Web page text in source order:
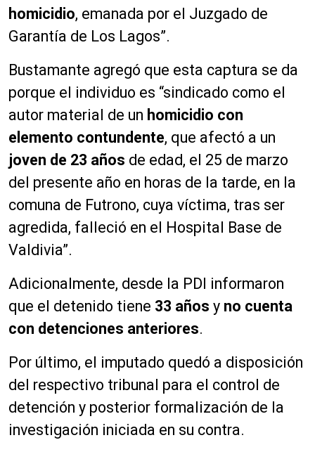
homicidio, emanada por el Juzgado de
Garantía de Los Lagos”.
Bustamante agregó que esta captura se da
porque el individuo es “sindicado como el
autor material de un homicidio con
elemento contundente, que afectó a un
joven de 23 años de edad, el 25 de marzo
del presente año en horas de la tarde, en la
comuna de Futrono, cuya víctima, tras ser
agredida, falleció en el Hospital Base de
Valdivia”.
Adicionalmente, desde la PDI informaron
que el detenido tiene 33 años y no cuenta
con detenciones anteriores.
Por último, el imputado quedó a disposición
del respectivo tribunal para el control de
detención y posterior formalización de la
investigación iniciada en su contra.